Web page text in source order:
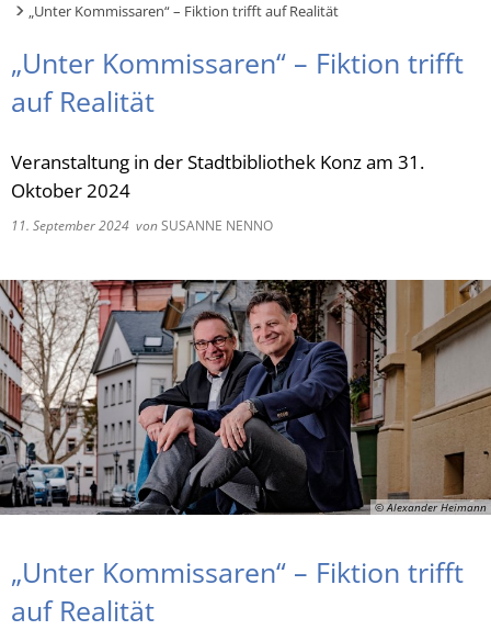
RU
„Unter Kommissaren“ – Fiktion trifft auf Realität
„Unter Kommissaren“ – Fiktion trifft
auf Realität
Veranstaltung in der Stadtbibliothek Konz am 31.
Oktober 2024
11. September 2024 vonSUSANNE NENNO
© Alexander Heimann
„Unter Kommissaren“ – Fiktion trifft
auf Realität